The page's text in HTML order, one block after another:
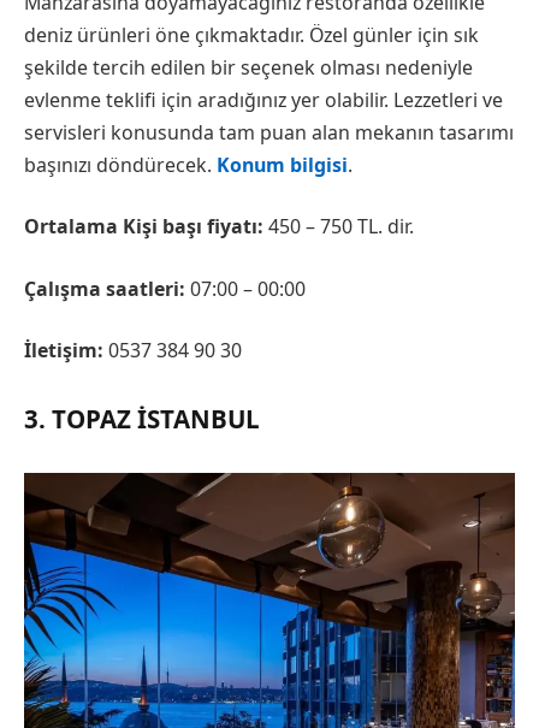
deniz ürünleri öne çıkmaktadır. Özel günler için sık
şekilde tercih edilen bir seçenek olması nedeniyle
evlenme teklifi için aradığınız yer olabilir. Lezzetleri ve
servisleri konusunda tam puan alan mekanın tasarımı
başınızı döndürecek. Konum bilgisi.
Ortalama Kişi başı fiyatı: 450 – 750 TL. dir.
Çalışma saatleri: 07:00 – 00:00
İletişim: 0537 384 90 30
3. TOPAZ İSTANBUL